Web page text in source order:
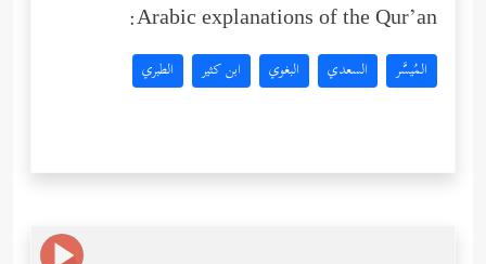
Arabic explanations of the Qur’an:
المُيسَّر السعدي البغوي ابن كثير الطبري